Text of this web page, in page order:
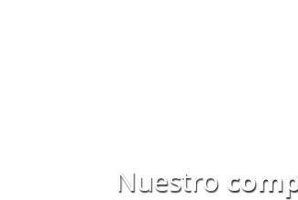
Nuestro